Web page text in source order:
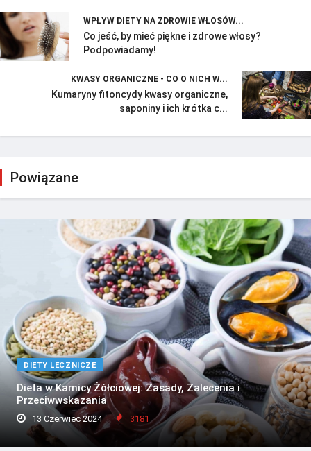
WPŁYW DIETY NA ZDROWIE WŁOSÓW...
Co jeść, by mieć piękne i zdrowe włosy?
Podpowiadamy!
KWASY ORGANICZNE - CO O NICH W...
Kumaryny fitoncydy kwasy organiczne,
saponiny i ich krótka c...
Powiązane
DIETY LECZNICZE
Dieta w Kamicy Żółciowej: Zasady, Zalecenia i
Przeciwwskazania
13 Czerwiec 2024 3181